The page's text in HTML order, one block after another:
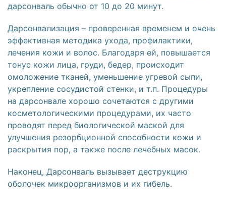
дарсонваль обычно от 10 до 20 минут.
Дарсонвализация – проверенная временем и очень
эффективная методика ухода, профилактики,
лечения кожи и волос. Благодаря ей, повышается
тонус кожи лица, груди, бедер, происходит
омоложение тканей, уменьшение угревой сыпи,
укрепление сосудистой стенки, и т.п. Процедуры
на дарсонвале хорошо сочетаются с другими
косметологическими процедурами, их часто
проводят перед биологической маской для
улучшения резорбционной способности кожи и
раскрытия пор, а также после лечебных масок.
Наконец, Дарсонваль вызывает деструкцию
оболочек микроорганизмов и их гибель.